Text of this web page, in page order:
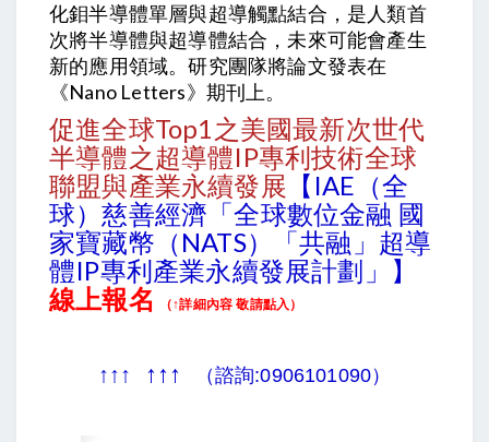
化鉬半導體單層與超導觸點結合，是人類首
次將半導體與超導體結合，未來可能會產生
新的應用領域。研究團隊將論文發表在
《Nano Letters》期刊上。
促進全球Top1之美國最新次世代
半導體之超導體IP專利技術全球
聯盟與產業永續發展 【IAE（全
球）慈善經濟「全球數位金融 國
家寶藏幣（NATS）「共融」超導
體IP專利產業永續發展計劃」】
線上報名
（↑詳細內容 敬請點入）
↑↑↑ ↑↑↑ （諮詢:0906101090）